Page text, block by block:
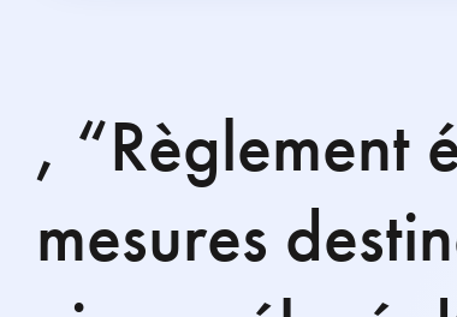
, “Règlement
mesures